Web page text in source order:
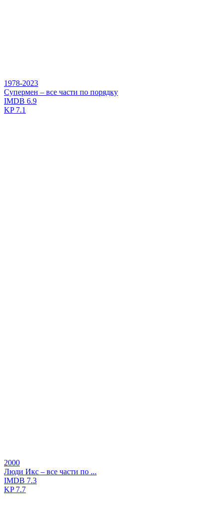
1978-2023
Супермен – все части по порядку
IMDB 6.9
KP7.1
2000
Люди Икс – все части по ...
IMDB 7.3
KP7.7